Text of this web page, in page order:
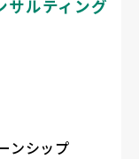
サルティング
ンシップ